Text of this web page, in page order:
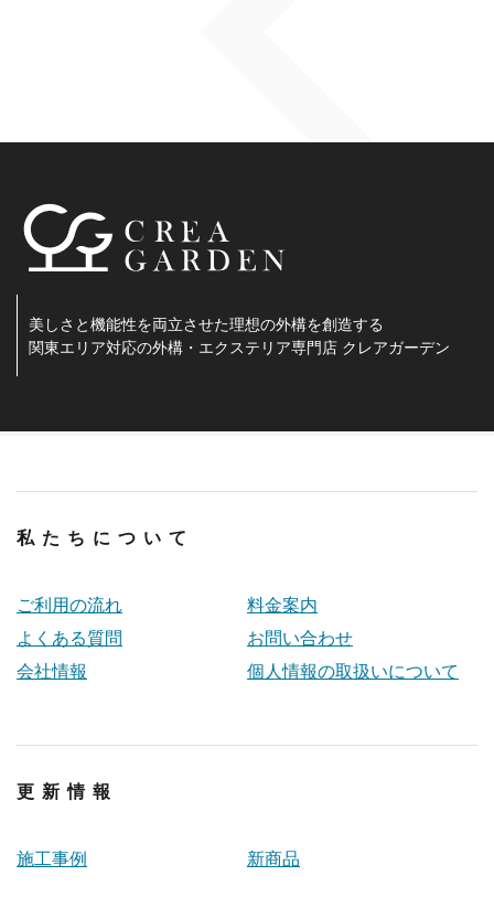
美しさと機能性を両立させた理想の外構を創造する
関東エリア対応の外構・エクステリア専門店 クレアガーデン
私たちについて
ご利用の流れ
料金案内
よくある質問
お問い合わせ
会社情報
個人情報の取扱いについて
更新情報
施工事例 新商品